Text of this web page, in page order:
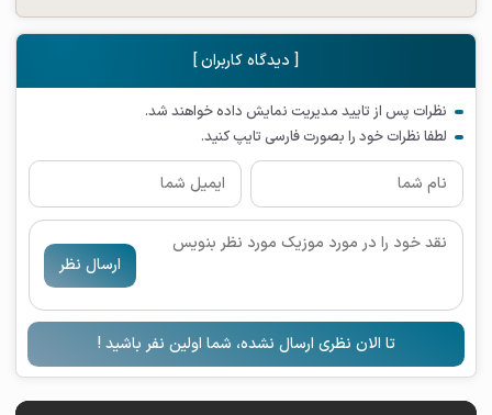
[ دیدگاه کاربران ]
نظرات پس از تایید مدیریت نمایش داده خواهند شد.
لطفا نظرات خود را بصورت فارسی تایپ کنید.
ارسال نظر
تا الان نظری ارسال نشده، شما اولین نفر باشید !